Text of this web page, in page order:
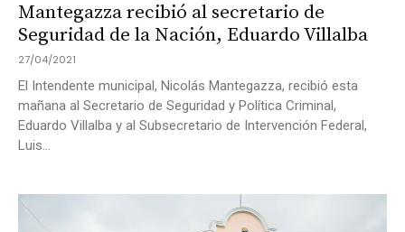
Mantegazza recibió al secretario de
Seguridad de la Nación, Eduardo Villalba
27/04/2021
El Intendente municipal, Nicolás Mantegazza, recibió esta
mañana al Secretario de Seguridad y Política Criminal,
Eduardo Villalba y al Subsecretario de Intervención Federal,
Luis...